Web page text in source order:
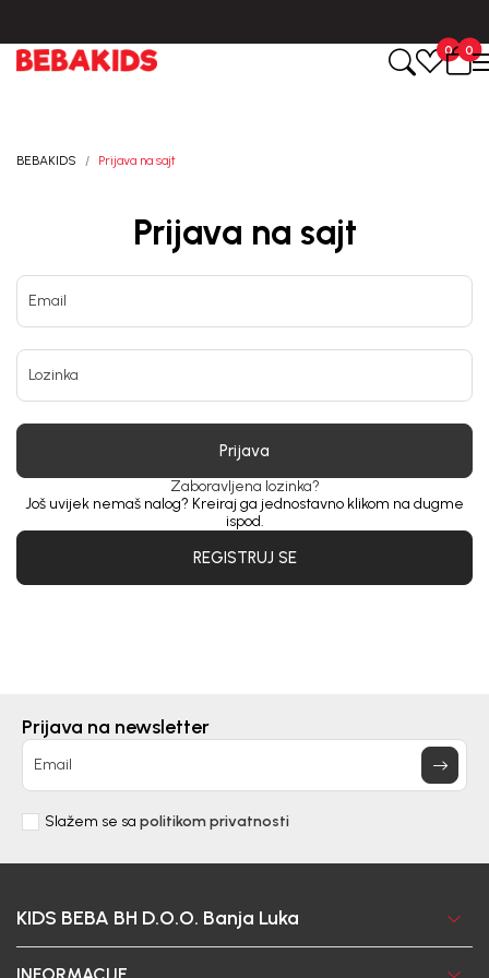
0
0
BEBAKIDS Prijava na sajt
Prijava na sajt
Email
Lozinka
Prijava
Zaboravljena lozinka?
Još uvijek nemaš nalog? Kreiraj ga jednostavno klikom na dugme
ispod.
REGISTRUJ SE
Prijava na newsletter
Email
Slažem se sa politikom privatnosti
KIDS BEBA BH D.O.O. Banja Luka